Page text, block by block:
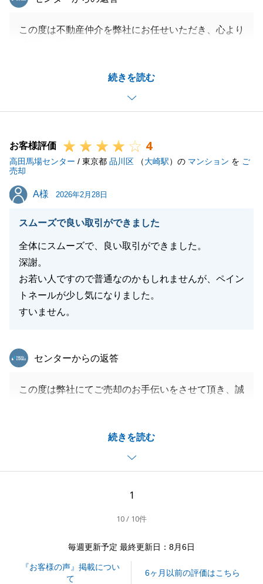
続きを読む
この度は不動産仲介を弊社にお任せいただき、心より
おかげで、滞りなく手続きを進めることができまし
I様のご協力があったからこそ、今回の良きご縁に結
不動産のご購入は完了いたしましたが、今後も不動産
関係で何かございましたらいつでもお声がけくださ
い。
閉じる
お客様評価 4
高田馬場センター / 東京都 品川区 （大崎駅）の マンション を ご
売却
A様
A様 2026年2月28日
スムーズで良い取引ができました
全体にスムーズで、良い取引ができました。
深謝。
お若い人ですので普通なのかもしれませんが、ペイン
トネールが少し気になりました。
すいません。
続きを読む
東急リバブル
センターからの返答
この度は弊社にてご売却のお手伝いをさせて頂き、誠
今後も不動産売却に関わらず、何かあればお気軽にお
声がけ頂ければと思います。
1
10 / 10件
毎週更新予定 最終更新日：8月6日
『お客様の声』掲載につい
て
6ヶ月以前の評価はこちら